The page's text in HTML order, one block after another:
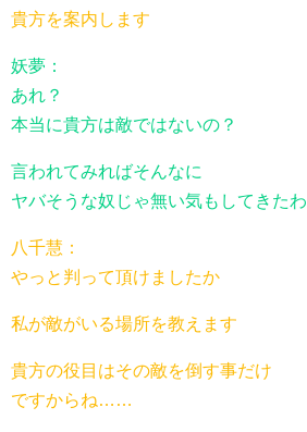
貴方を案内します
妖夢：
あれ？
本当に貴方は敵ではないの？
言われてみればそんなに
ヤバそうな奴じゃ無い気もしてきたわ
八千慧：
やっと判って頂けましたか
私が敵がいる場所を教えます
貴方の役目はその敵を倒す事だけ
ですからね……